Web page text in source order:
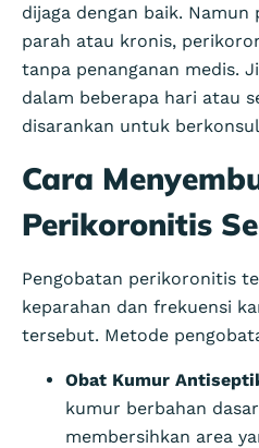
dijaga dengan baik. Namun
parah atau kronis,
tanpa penanganan medis.
dalam beberapa hari atau
disarankan untuk
Cara
Perikoronitis
Pengobatan perikoronitis
keparahan dan frekuensi
tersebut. Metode
Obat Kumur
kumur berbahan
membersihkan area